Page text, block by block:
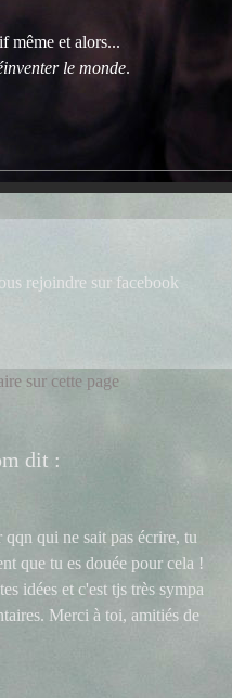
même et alors...
le monde.
rejoindre sur facebook
sur cette page
dit :
qui ne sait pas écrire, tu
que tu es douée pour cela !
idées et c'est tjs très sympa
Merci à toi, amitiés de